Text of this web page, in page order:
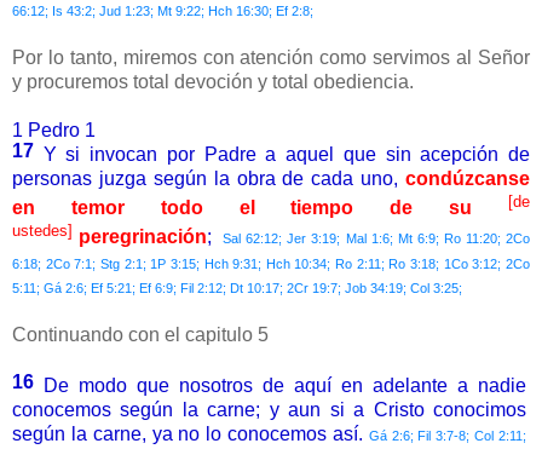
66:12; Is 43:2; Jud 1:23; Mt 9:22; Hch 16:30; Ef 2:8;
Por lo tanto, miremos con atención como servimos al Señor
y procuremos total devoción y total obediencia.
1 Pedro 1
17 Y si invocan por Padre a aquel que sin acepción de
personas juzga según la obra de cada uno, condúzcanse
en temor todo el tiempo de su
[de
ustedes] peregrinación;
Sal 62:12; Jer 3:19; Mal 1:6; Mt 6:9; Ro 11:20; 2Co
6:18; 2Co 7:1; Stg 2:1; 1P 3:15; Hch 9:31; Hch 10:34; Ro 2:11; Ro 3:18; 1Co 3:12; 2Co
5:11; Gá 2:6; Ef 5:21; Ef 6:9; Fil 2:12; Dt 10:17; 2Cr 19:7; Job 34:19; Col 3:25;
Continuando con el capitulo 5
16 De modo que nosotros de aquí en adelante a nadie
conocemos según la carne; y aun si a Cristo conocimos
según la carne, ya no lo conocemos así. Gá 2:6; Fil 3:7-8; Col 2:11;